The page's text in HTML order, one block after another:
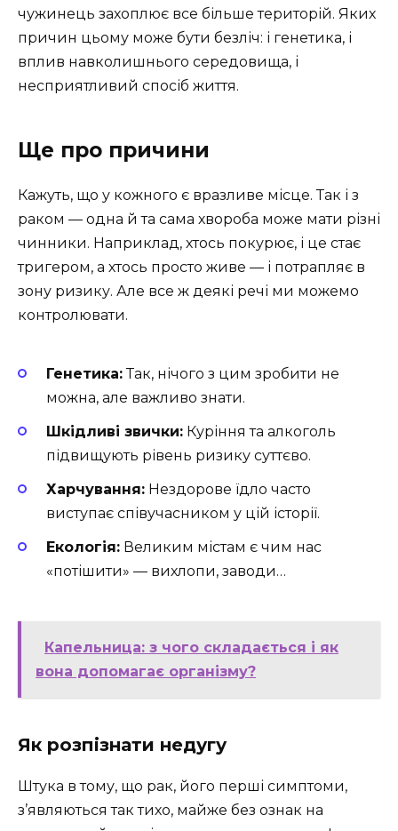
чужинець захоплює все більше територій. Яких
причин цьому може бути безліч: і генетика, і
вплив навколишнього середовища, і
несприятливий спосіб життя.
Ще про причини
Кажуть, що у кожного є вразливе місце. Так і з
раком — одна й та сама хвороба може мати різні
чинники. Наприклад, хтось покурює, і це стає
тригером, а хтось просто живе — і потрапляє в
зону ризику. Але все ж деякі речі ми можемо
контролювати.
Генетика:Так, нічого з цим зробити не
можна, але важливо знати.
Шкідливі звички: Куріння та алкоголь
підвищують рівень ризику суттєво.
Харчування: Нездорове їдло часто
виступає співучасником у цій історії.
Екологія: Великим містам є чим нас
«потішити» — вихлопи, заводи…
Капельница: з чого складається і як
вона допомагає організму?
Як розпізнати недугу
Штука в тому, що рак, його перші симптоми,
з’являються так тихо, майже без ознак на